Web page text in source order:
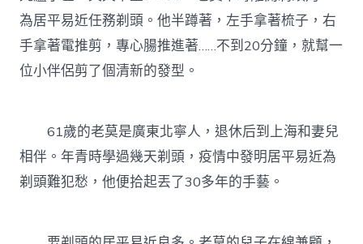
為居平易近任務剃頭。他半蹲著，左手拿著梳子，右
手拿著電推剪，專心腸推進著……不到20分鐘，就幫一
位小伴侶剪了個清新的發型。
61歲的老莫是廣東北寧人，退休后到上海和妻兒
相伴。年青時學過幾天剃頭，疫情中發明居平易近為
剃頭難犯愁，他便拾起丟了30多年的手藝。